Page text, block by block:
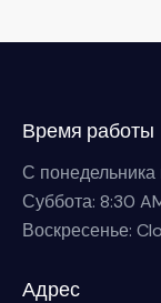
Время работы
С понедельника
Суббота: 8:30
Воскресенье:
Адрес